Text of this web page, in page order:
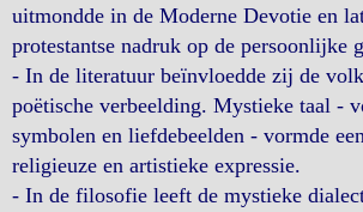
uitmondde in de Moderne Devotie en
protestantse nadruk op de persoonlijke
- In de literatuur beïnvloedde zij de
poëtische verbeelding. Mystieke taal -
symbolen en liefdebeelden - vormde
religieuze en artistieke expressie.
- In de filosofie leeft de mystieke